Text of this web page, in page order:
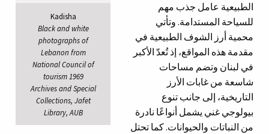
Kadisha
Black and white
photographs of
Lebanon from
National Council of
tourism 1969
Archives and Special
Collections, Jafet
Library, AUB
الطبيعية عامل جذب مهم
للسياحة المستدامة. وتأتي
محمية أرز الشوف الطبيعية في
مقدمة هذه المواقع، إذ تُعدّ الأكبر
في لبنان وتضم مساحات
شاسعة من غابات الأرز
التاريخية، إلى جانب تنوع
بيولوجي غني يشمل أنواعًا نادرة
من النباتات والحيوانات. كما تحتل